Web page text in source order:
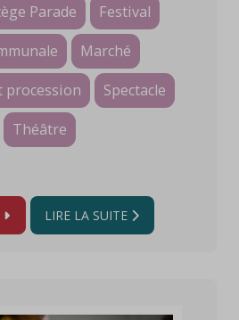
Parade
Festival
Marché
procession
Spectacle
Théâtre
LIRE LA SUITE